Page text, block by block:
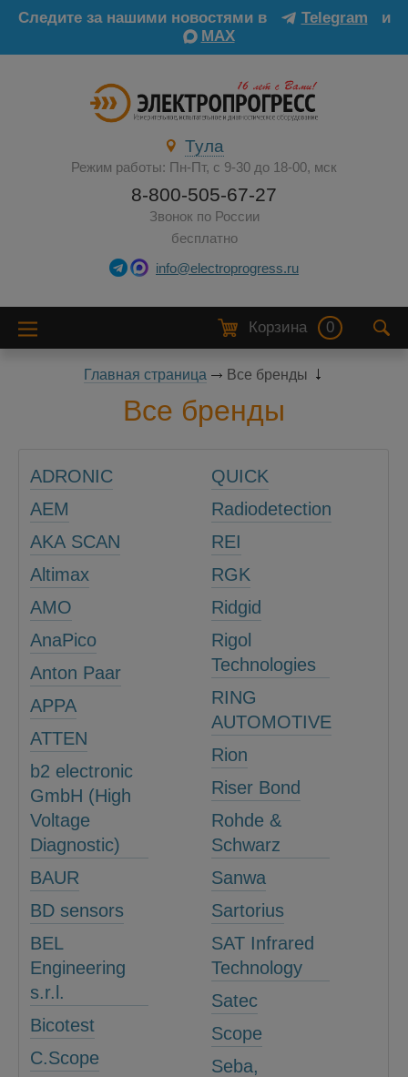
Следите за нашими новостями в Telegram
и
MAX
Тула
Режим работы: Пн-Пт, с 9-30 до 18-00, мск
8-800-505-67-27
Звонок по России
бесплатно
info@electroprogress.ru
Корзина 0
Главная страница Все бренды
Все бренды
ADRONIC
AEM
AKA SCAN
Altimax
AMO
AnaPico
Anton Paar
APPA
ATTEN
b2 electronic
GmbH (High
Voltage
Diagnostic)
BAUR
BD sensors
BEL
Engineering
s.r.l.
Bicotest
C.Scope
QUICK
Radiodetection
REI
RGK
Ridgid
Rigol
Technologies
RING
AUTOMOTIVE
Rion
Riser Bond
Rohde &
Schwarz
Sanwa
Sartorius
SAT Infrared
Technology
Satec
Scope
Seba,